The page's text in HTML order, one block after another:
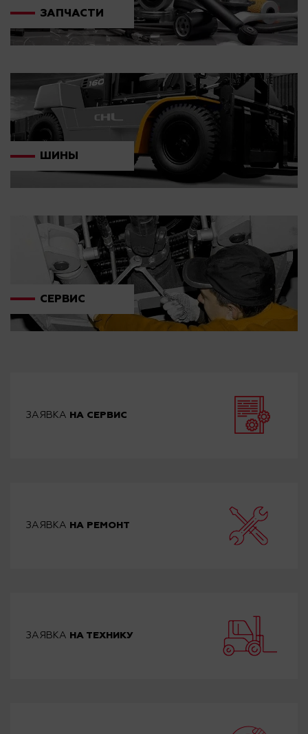
ЗАПЧАСТИ
ШИНЫ
СЕРВИС
ЗАЯВКА НА СЕРВИС
ЗАЯВКА НА РЕМОНТ
ЗАЯВКА НА ТЕХНИКУ